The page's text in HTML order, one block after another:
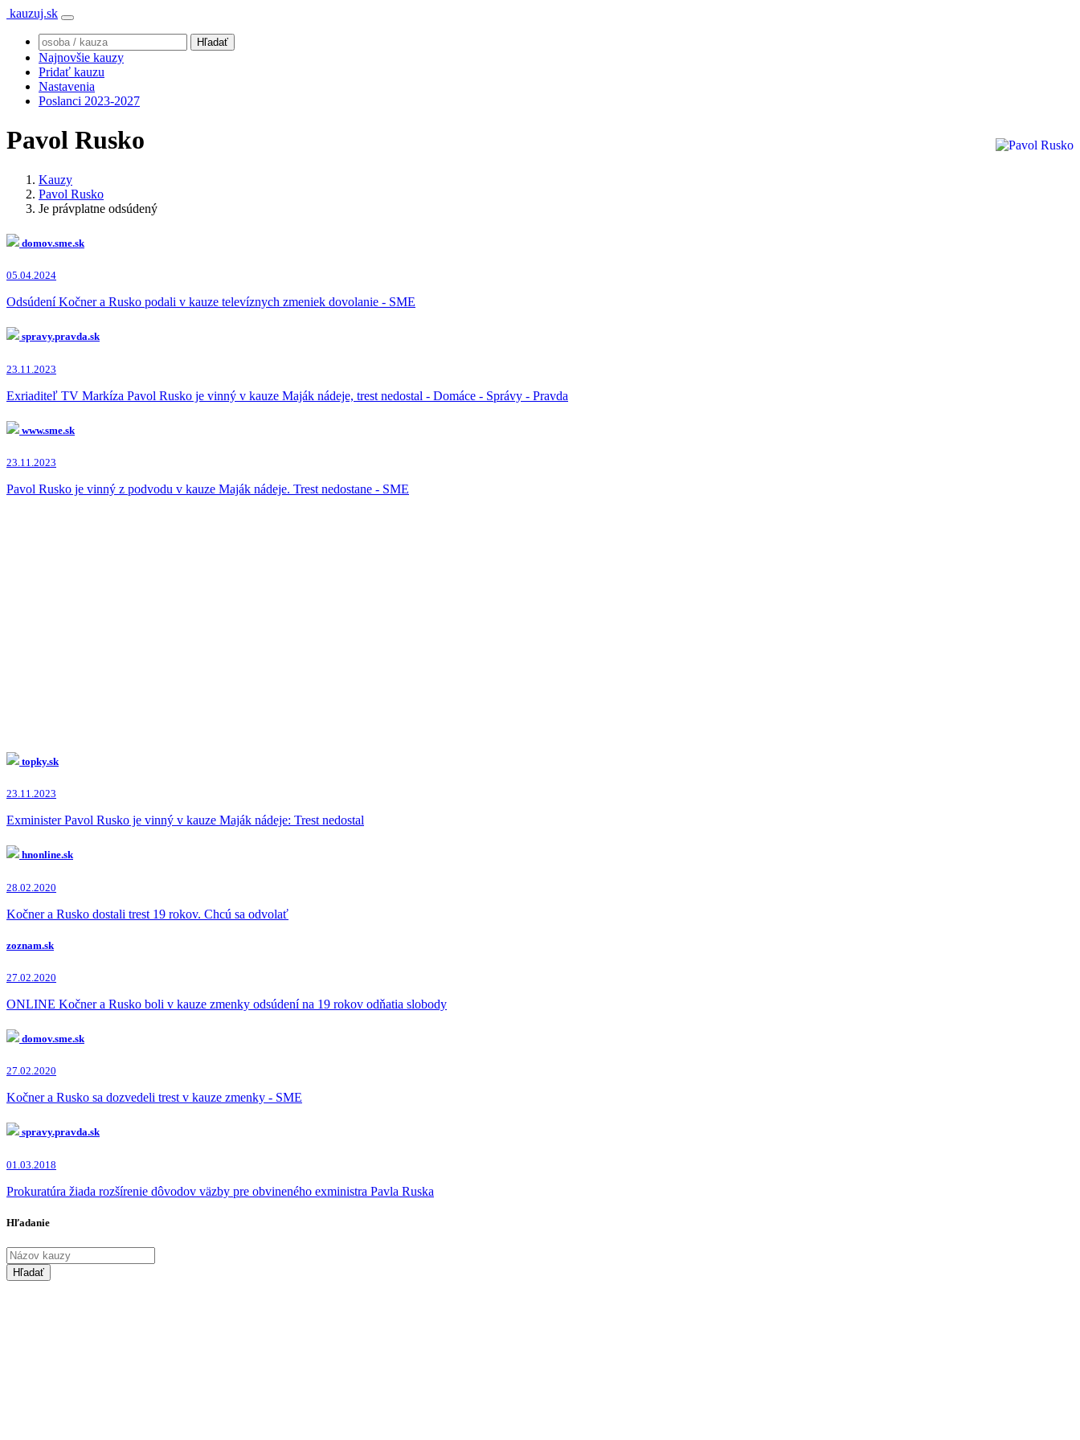
kauzuj.sk
Najnovšie kauzy
Pridať kauzu
Nastavenia
Poslanci 2023-2027
Pavol Rusko
Kauzy
Pavol Rusko
Je právplatne odsúdený
domov.sme.sk
05.04.2024
Odsúdení Kočner a Rusko podali v kauze televíznych zmeniek dovolanie - SME
spravy.pravda.sk
23.11.2023
Exriaditeľ TV Markíza Pavol Rusko je vinný v kauze Maják nádeje, trest nedostal - Domáce - Správy - Pravda
www.sme.sk
23.11.2023
Pavol Rusko je vinný z podvodu v kauze Maják nádeje. Trest nedostane - SME
topky.sk
23.11.2023
Exminister Pavol Rusko je vinný v kauze Maják nádeje: Trest nedostal
hnonline.sk
28.02.2020
Kočner a Rusko dostali trest 19 rokov. Chcú sa odvolať
zoznam.sk
27.02.2020
ONLINE Kočner a Rusko boli v kauze zmenky odsúdení na 19 rokov odňatia slobody
domov.sme.sk
27.02.2020
Kočner a Rusko sa dozvedeli trest v kauze zmenky - SME
spravy.pravda.sk
01.03.2018
Prokuratúra žiada rozšírenie dôvodov väzby pre obvineného exministra Pavla Ruska
Hľadanie